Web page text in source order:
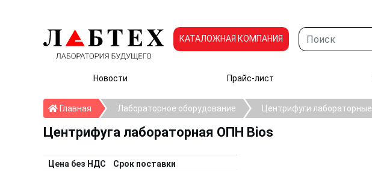
КАТАЛОЖНАЯ КОМПАНИЯ
Новости Прайс-лист
ГлавнаяГлавнаяЛабораторное оборудование Центрифуги лабораторные
Центрифуга лабораторная ОПН Bios
Цена без НДС Срок поставки